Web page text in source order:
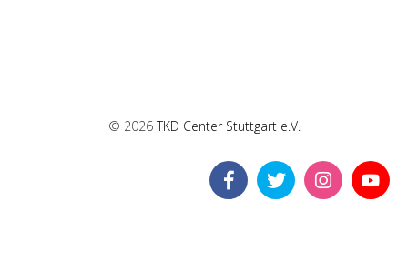
© 2026TKD Center Stuttgart e.V.